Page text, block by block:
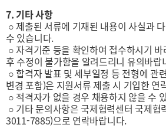
7. 기타 사항
○ 제출된 서류에 기재된 내용이 사실과
수 있습니다.
○ 자격기준 등을 확인하여 접수하시기
후 수정이 불가함을 알려드리니 유의바랍
○ 합격자 발표 및 세부일정 등 전형에 관
변경 포함)은 지원서류 제출 시 기입한 연
○ 적격자가 없을 경우 채용하지 않을 수
○ 기타 문의사항은 국제협력센터 국제협
3011-7885)으로 연락바랍니다.